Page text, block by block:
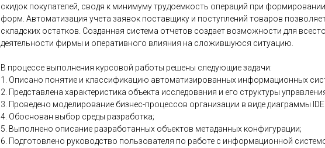
скидок покупателей, сводя к минимуму трудоемкость операций при
форм. Автоматизация учета заявок поставщику и поступлений товаров
складских остатков. Созданная система отчетов создает возможности для
деятельности фирмы и оперативного влияния на сложившуюся ситуацию.
В процессе выполнения курсовой работы решены следующие задачи:
1. Описано понятие и классификацию автоматизированных информационных
2. Представлена характеристика объекта исследования и его структуры
3. Проведено моделирование бизнес-процессов организации в виде диаграммы
4. Обоснован выбор среды разработка;
5. Выполнено описание разработанных объектов метаданных конфигурации;
6. Подготовлено руководство пользователя по работе с информационной